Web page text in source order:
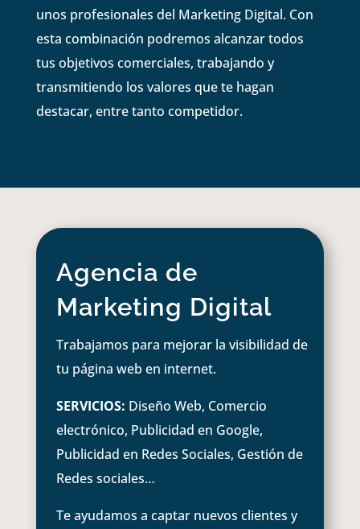
unos profesionales del Marketing Digital. Con
esta combinación podremos alcanzar todos
tus objetivos comerciales, trabajando y
transmitiendo los valores que te hagan
destacar, entre tanto competidor.
Agencia de
Marketing Digital
Trabajamos para mejorar la visibilidad de
tu página web en internet.
SERVICIOS: Diseño Web, Comercio
electrónico, Publicidad en Google,
Publicidad en Redes Sociales, Gestión de
Redes sociales…
Te ayudamos a captar nuevos clientes y